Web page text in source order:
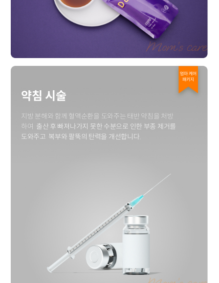
엄마 케어
패키지
약침 시술
지방 분해와 함께 혈액순환을 도와주는 태반 약침을 처방
하여 출산 후 빠져나가지 못한 수분으로 인한 부종 제거를
도와주고 복부와 팔뚝의 탄력을 개선합니다.